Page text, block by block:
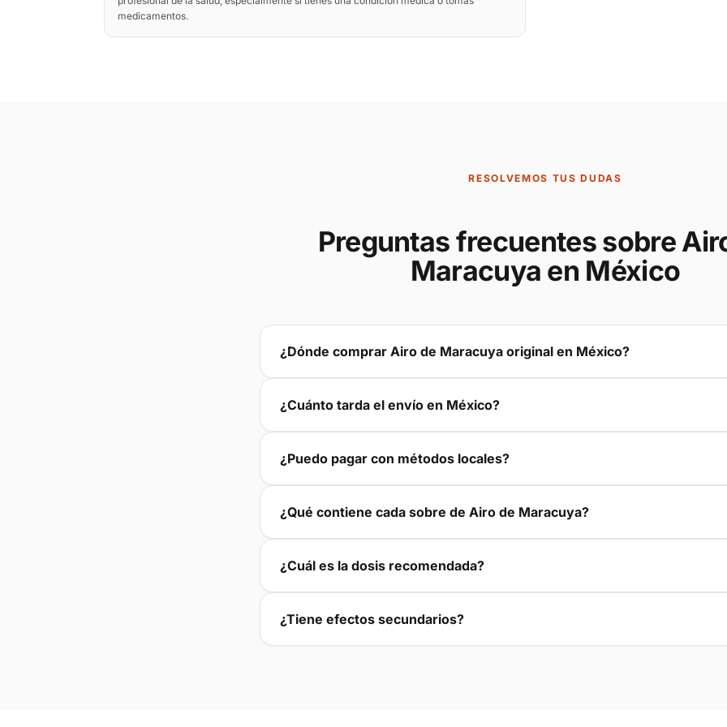
medicamentos.
RESOLVEMOS TUS DUDAS
Preguntas frecuentes sobre
Maracuya en México
¿Dónde comprar Airo de Maracuya original en México?
¿Cuánto tarda el envío en México?
¿Puedo pagar con métodos locales?
¿Qué contiene cada sobre de Airo de Maracuya?
¿Cuál es la dosis recomendada?
¿Tiene efectos secundarios?